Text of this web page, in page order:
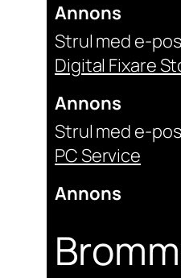
Annons
Strul med e-
Digital Fixare
Annons
Strul med e-
PC Service
Annons